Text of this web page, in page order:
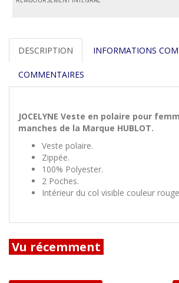
DESCRIPTION INFORMATIONS
COMMENTAIRES
JOCELYNE Veste en polaire pour
manches de la Marque HUBLOT.
Veste polaire.
Zippée.
100% Polyester.
2 Poches.
Intérieur du col visible couleur
Vu récemment